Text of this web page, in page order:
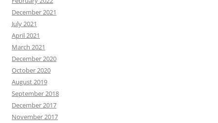
December 2021
July 2021
April 2021
March 2021
December 2020
October 2020
August 2019
September 2018
December 2017
November 2017